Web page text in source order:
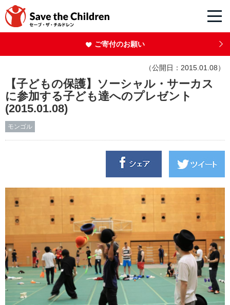
ご寄付のお願い
（公開日：2015.01.08）
【子どもの保護】ソーシャル・サーカス
に参加する子ども達へのプレゼント
(2015.01.08)
モンゴル